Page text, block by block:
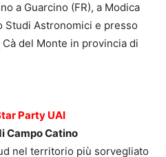
a Guarcino (FR), a Modica
Studi Astronomici e presso
Cà del Monte in provincia di
Party UAI
Campo Catino
nel territorio più sorvegliato